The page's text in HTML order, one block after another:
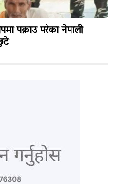
पक्राउ परेका नेपाली